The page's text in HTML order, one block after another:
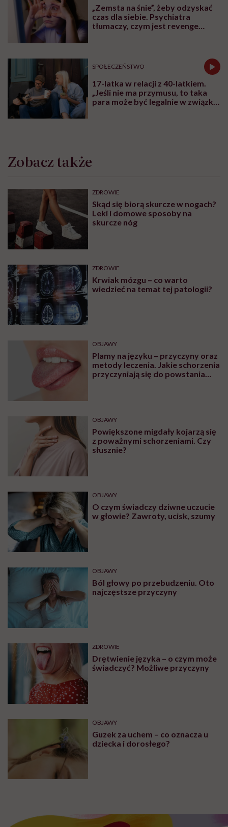
„Zemsta na śnie”, żeby odzyskać
czas dla siebie. Psychiatra
tłumaczy, czym jest revenge
SPOŁECZEŃSTWO
17-latka w relacji z 40-latkiem.
„Jeśli nie ma przymusu, to taka
para może być legalnie w związku.
Zobacz także
ZDROWIE
Skąd się biorą skurcze w nogach?
Leki i domowe sposoby na
skurcze nóg
ZDROWIE
Krwiak mózgu – co warto
wiedzieć na temat tej patologii?
OBJAWY
Plamy na języku – przyczyny oraz
metody leczenia. Jakie schorzenia
przyczyniają się do powstania
OBJAWY
Powiększone migdały kojarzą się
z poważnymi schorzeniami. Czy
słusznie?
OBJAWY
O czym świadczy dziwne uczucie
w głowie? Zawroty, ucisk, szumy
OBJAWY
Ból głowy po przebudzeniu. Oto
najczęstsze przyczyny
ZDROWIE
Drętwienie języka – o czym może
świadczyć? Możliwe przyczyny
OBJAWY
Guzek za uchem – co oznacza u
dziecka i dorosłego?